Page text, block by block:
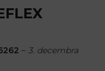
– 3. decembra